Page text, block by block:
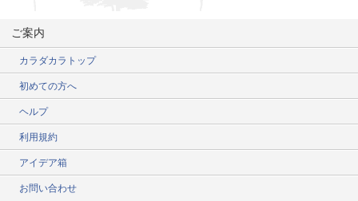
ご案内
カラダカラトップ
初めての方へ
ヘルプ
利用規約
アイデア箱
お問い合わせ